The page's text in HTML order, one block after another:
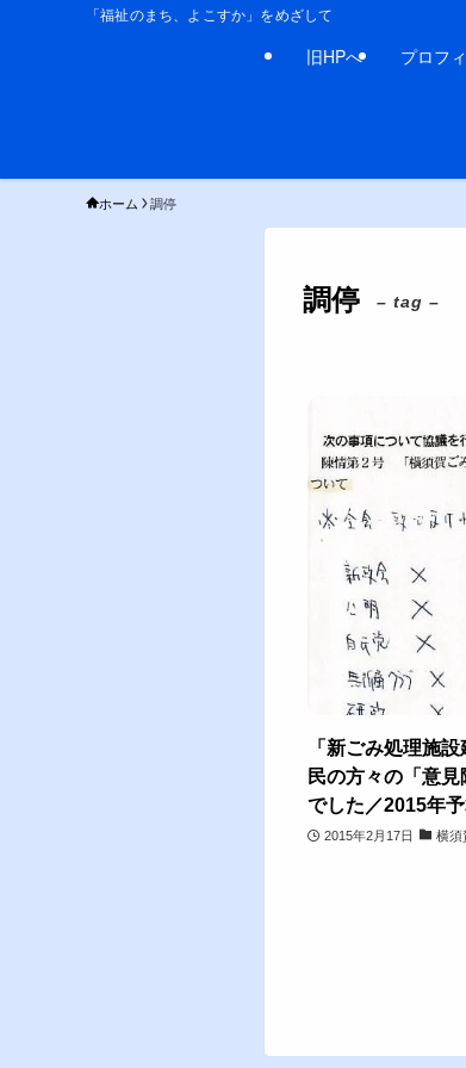
「福祉のまち、よこすか」をめざして
旧HPへ プロフ
ホーム 調停
調停 – tag –
「新ごみ処理施
民の方々の「意
でした／2015年
2015年2月17日 横須